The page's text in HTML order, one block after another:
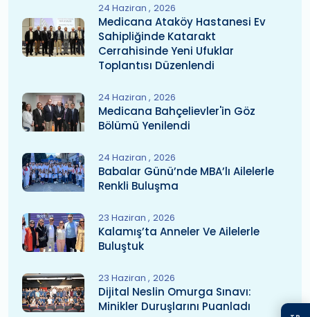
24 Haziran 2026
Medicana Ataköy Hastanesi Ev
Sahipliğinde Katarakt
Cerrahisinde Yeni Ufuklar
Toplantısı Düzenlendi
24 Haziran 2026
Medicana Bahçelievler'in Göz
Bölümü Yenilendi
24 Haziran 2026
Babalar Günü’nde MBA’lı Ailelerle
Renkli Buluşma
23 Haziran 2026
Kalamış’ta Anneler Ve Ailelerle
Buluştuk
23 Haziran 2026
Dijital Neslin Omurga Sınavı:
Minikler Duruşlarını Puanladı